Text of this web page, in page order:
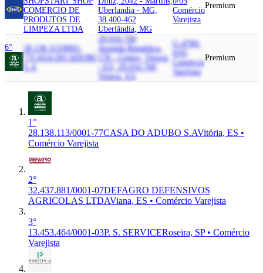
COMERCIO DE
PRODUTOS DE
LIMPEZA LTDA
Uberlandia - MG,
38.400-462
Uberlândia, MG
Comércio
Varejista
Premium
6°
28.138.113/0001-
CASA DO ADUBO
S.A
29.010-700
Avenida Republica,
178 - Centro, Vitoria
- ES, 29.010-700
Vitória, ES
G-4789-
Comércio
Varejista
Premium
1°
28.138.113/0001-77CASA DO ADUBO S.AVitória, ES •
Comércio Varejista
2°
32.437.881/0001-07DEFAGRO DEFENSIVOS
AGRICOLAS LTDAViana, ES • Comércio Varejista
3°
13.453.464/0001-03P. S. SERVICERoseira, SP • Comércio
Varejista